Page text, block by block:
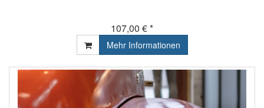
107,00 € *
Mehr Informationen